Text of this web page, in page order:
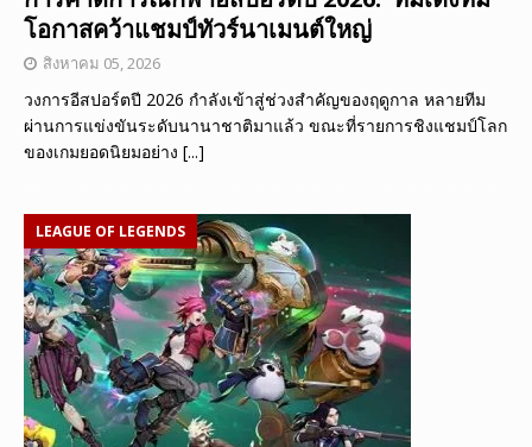
โอกาสคว้าแชมป์ทัวร์นาเมนต์ใหญ่
สิงหาคม 05, 2026
วงการอีสปอร์ตปี 2026 กำลังเข้าสู่ช่วงสำคัญของฤดูกาล หลายทีม
ผ่านการแข่งขันระดับนานาชาติมาแล้ว ขณะที่รายการชิงแชมป์โลก
ของเกมยอดนิยมอย่าง [...]
LEAGUE OF LEGENDS